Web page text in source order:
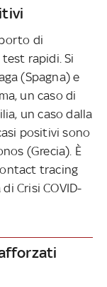
di
rapidi. Si
(Spagna) e
un caso di
un caso dalla
positivi sono
(Grecia). È
tracing
Crisi COVID-